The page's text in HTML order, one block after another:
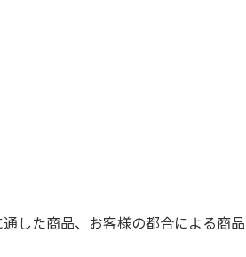
した商品、お客様の都合による商